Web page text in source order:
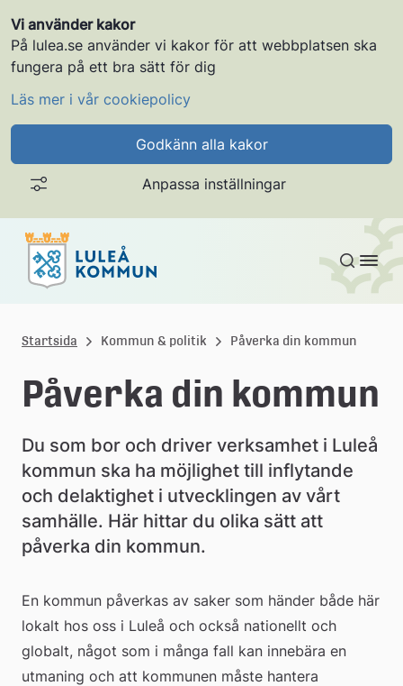
Vi använder kakor
På lulea.se använder vi kakor för att webbplatsen ska
fungera på ett bra sätt för dig
Läs mer i vår cookiepolicy
Godkänn alla kakor
Anpassa inställningar
Gå till innehållet
u
l
e
å
k
o
m
m
u
n
Startsida Kommun & politik Påverka din kommun
Påverka din kommun
Du som bor och driver verksamhet i Luleå
kommun ska ha möjlighet till inflytande
och delaktighet i utvecklingen av vårt
samhälle. Här hittar du olika sätt att
påverka din kommun.
En kommun påverkas av saker som händer både här
lokalt hos oss i Luleå och också nationellt och
globalt, något som i många fall kan innebära en
utmaning och att kommunen måste hantera